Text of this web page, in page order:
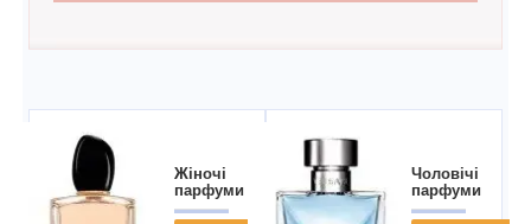
Жіночі
парфуми
Чоловічі
парфуми